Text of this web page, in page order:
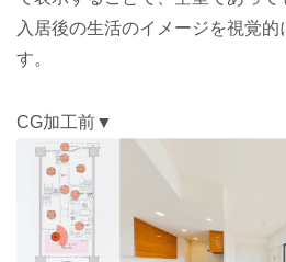
入居後の生活のイメージを視覚的
す。
CG加工前▼